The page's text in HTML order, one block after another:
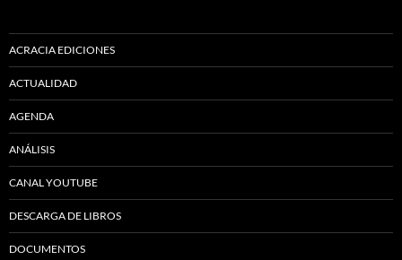
ACRACIA EDICIONES
ACTUALIDAD
AGENDA
ANÁLISIS
CANAL YOUTUBE
DESCARGA DE LIBROS
DOCUMENTOS